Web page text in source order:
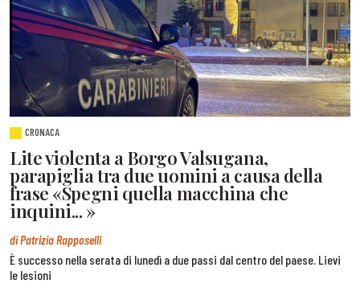
CRONACA
Lite violenta a Borgo Valsugana,
parapiglia tra due uomini a causa della
frase «Spegni quella macchina che
inquini... »
di Patrizia Rapposelli
È successo nella serata di lunedì a due passi dal centro del paese. Lievi
le lesioni